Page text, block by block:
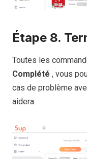
Étape 8.
Toutes les
Complété , vous
cas de problème
aidera.